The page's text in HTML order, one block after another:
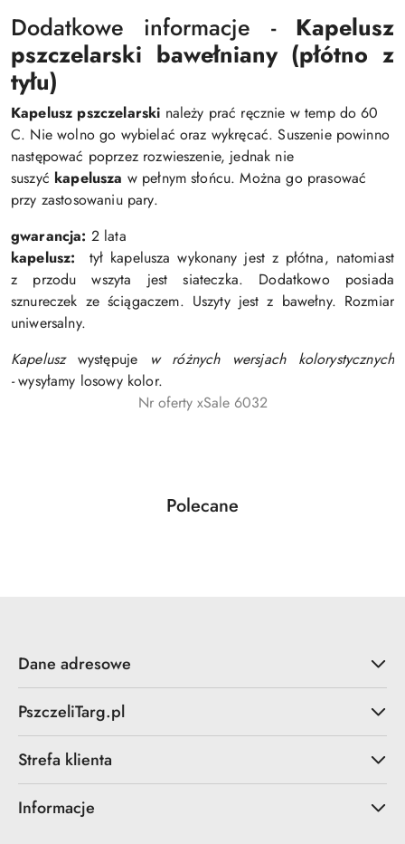
Dodatkowe informacje - Kapelusz
pszczelarski bawełniany (płótno z
tyłu)
Kapelusz pszczelarski należy prać ręcznie w temp do 60
C. Nie wolno go wybielać oraz wykręcać. Suszenie powinno
następować poprzez rozwieszenie, jednak nie
suszyć kapelusza w pełnym słońcu. Można go prasować
przy zastosowaniu pary.
gwarancja: 2 lata
kapelusz: tył kapelusza wykonany jest z płótna, natomiast
z przodu wszyta jest siateczka. Dodatkowo posiada
sznureczek ze ściągaczem. Uszyty jest z bawełny. Rozmiar
uniwersalny.
Kapeluszwystępuje
w różnych wersjach kolorystycznych
-wysyłamy losowy kolor.
Nr oferty xSale 6032
Pomiń karuzelę produktów
Produkty
Polecane
Dane adresowe
PszczeliTarg.pl
Strefa klienta
Informacje